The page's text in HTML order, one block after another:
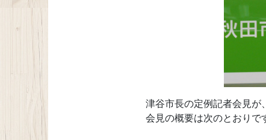
津谷市長の定例記者会見が
会見の概要は次のとおりで